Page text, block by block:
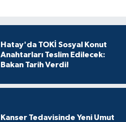
Hatay'da TOKİ Sosyal Konut
Anahtarları Teslim Edilecek:
Bakan Tarih Verdi!
Kanser Tedavisinde Yeni Umut